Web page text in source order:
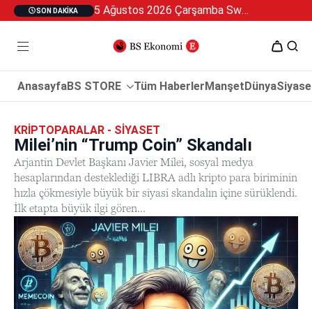
SON DAKIKA 5 Ağustos 2026 Çarşamba Swan Özel 2
AnasayfaBS STORE Tüm HaberlerManşetDünya
KRIPTOPARALAR - SIYASET
Milei’nin “Trump Coin” Skandalı
Arjantin Devlet Başkanı Javier Milei, sosyal medya
hesaplarından desteklediği LIBRA adlı kripto para biriminin
hızla çökmesiyle büyük bir siyasi skandalın içine sürüklendi.
İlk etapta büyük ilgi gören...